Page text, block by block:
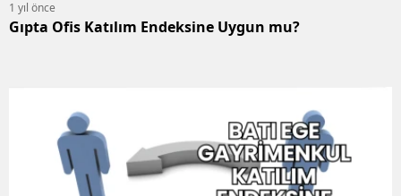
1 yıl önce
Gıpta Ofis Katılım Endeksine Uygun mu?